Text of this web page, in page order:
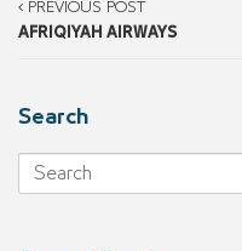
PREVIOUS POST
AFRIQIYAH AIRWAYS
Search